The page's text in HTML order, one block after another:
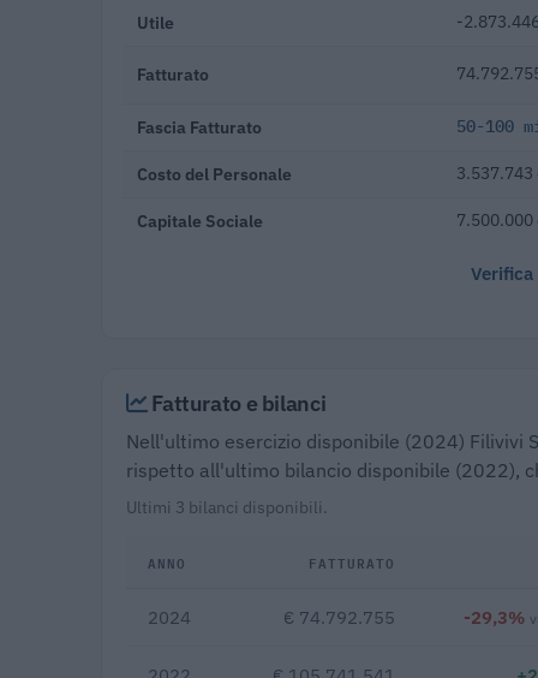
Utile -
Fatturato
Fascia Fatturato 50-100
Costo del Personale 3.537.743
Capitale Sociale 7.500.000
Fatturato e bilanci
Nell'ultimo esercizio disponibile (2024)
rispetto all'ultimo bilancio disponibile (2022),
Ultimi 3 bilanci disponibili.
ANNO FATTURATO
2024 € 74.792.755 -29,3%